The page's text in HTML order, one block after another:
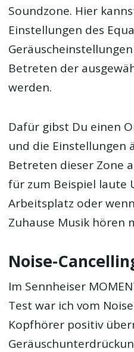
Soundzone. Hier
Einstellungen des
Betreten der
werden.
Dafür gibst Du einen
und die Einstellungen
Betreten dieser Zone
für zum Beispiel laute
Arbeitsplatz oder
Zuhause Musik hören
Noise-
Im Sennheiser
Test war ich vom
Kopfhörer positiv